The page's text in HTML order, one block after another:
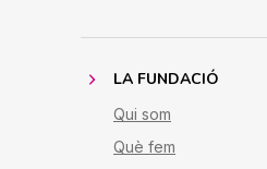
LA FUNDACIÓ
Qui som
Què fem